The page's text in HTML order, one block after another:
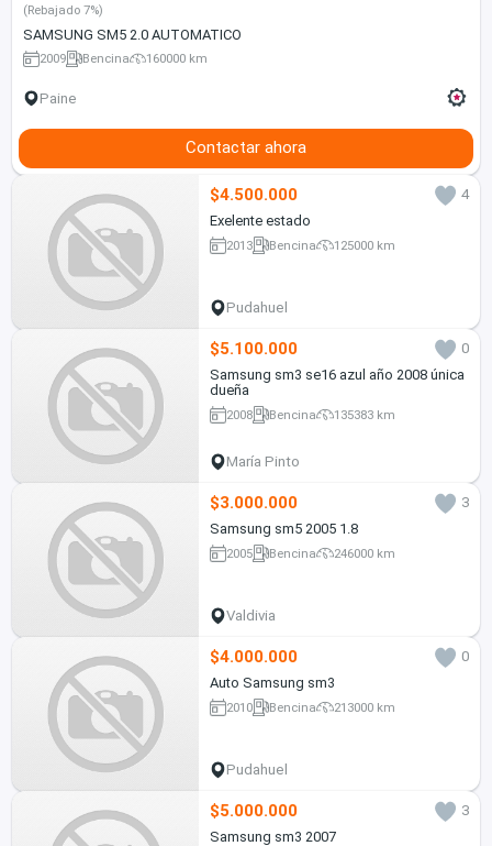
(Rebajado 7%)
SAMSUNG SM5 2.0 AUTOMATICO
2009 Bencina 160000 km
Paine
Contactar ahora
$4.500.000
4
Exelente estado
2013 Bencina 125000 km
Pudahuel
$5.100.000
0
Samsung sm3 se16 azul año 2008 única
dueña
2008 Bencina 135383 km
María Pinto
$3.000.000
3
Samsung sm5 2005 1.8
2005 Bencina 246000 km
Valdivia
$4.000.000
0
Auto Samsung sm3
2010 Bencina 213000 km
Pudahuel
$5.000.000
3
Samsung sm3 2007